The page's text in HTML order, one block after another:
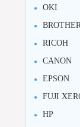
OKI
RICOH
CANON
EPSON
FUJI
HP